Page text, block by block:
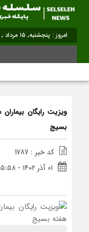
امروز : پنجشنبه, ۱۵ مرداد , ۱۴۰۵
ویزیت رایگان
بسیج
کد خبر : 1787
۰۱ آذر ۱۴۰۲ - ۱۵:۵۸